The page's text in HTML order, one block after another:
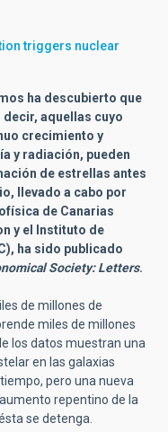
triggers nuclear
ha descubierto que
aquellas cuyo
crecimiento y
y radiación, pueden
de estrellas antes
llevado a cabo por
de Canarias
y el Instituto de
ha sido publicado
Society: Letters.
de millones de
miles de millones
los datos muestran una
en las galaxias
pero una nueva
repentino de la
se detenga.